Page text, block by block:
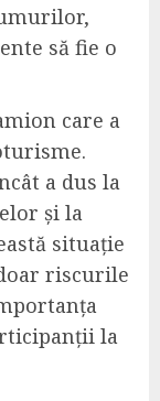
să fie o
care a
a dus la
și la
situație
riscurile
la